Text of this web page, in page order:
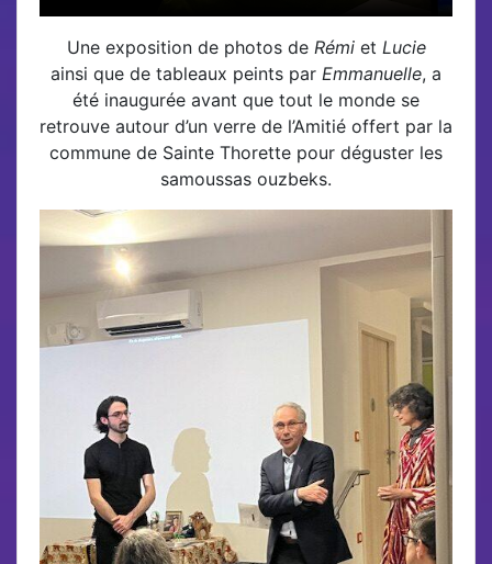
Une exposition de photos de Rémiet Lucie
ainsi que de tableaux peints par Emmanuelle, a
été inaugurée avant que tout le monde se
retrouve autour d’un verre de l’Amitié offert par la
commune de Sainte Thorette pour déguster les
samoussas ouzbeks.